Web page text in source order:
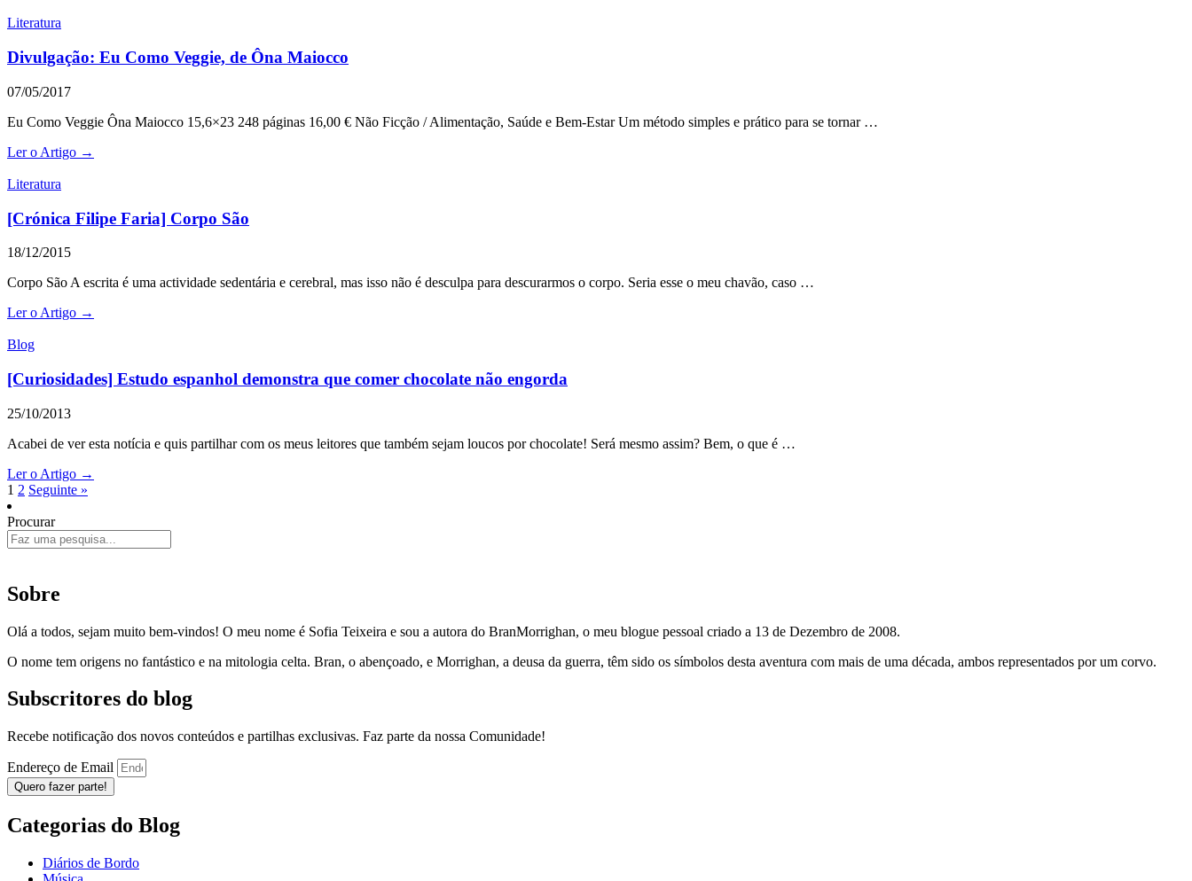
Literatura
Divulgação: Eu Como Veggie, de Ôna Maiocco
07/05/2017
Eu Como Veggie Ôna Maiocco 15,6×23 248 páginas 16,00 € Não Ficção / Alimentação, Saúde e Bem-Estar Um método simples e prático para se tornar …
Ler o Artigo →
Literatura
[Crónica Filipe Faria] Corpo São
18/12/2015
Corpo São A escrita é uma actividade sedentária e cerebral, mas isso não é desculpa para descurarmos o corpo. Seria esse o meu chavão, caso …
Ler o Artigo →
Blog
[Curiosidades] Estudo espanhol demonstra que comer chocolate não engorda
25/10/2013
Acabei de ver esta notícia e quis partilhar com os meus leitores que também sejam loucos por chocolate! Será mesmo assim? Bem, o que é …
Ler o Artigo →
1 2 Seguinte »
Procurar
Sobre
Olá a todos, sejam muito bem-vindos! O meu nome é Sofia Teixeira e sou a autora do BranMorrighan, o meu blogue pessoal criado a 13 de Dezembro de 2008.
O nome tem origens no fantástico e na mitologia celta. Bran, o abençoado, e Morrighan, a deusa da guerra, têm sido os símbolos desta aventura com mais de uma década, ambos representados por um corvo.
Subscritores do blog
Recebe notificação dos novos conteúdos e partilhas exclusivas. Faz parte da nossa Comunidade!
Endereço de Email
Quero fazer parte!
Categorias do Blog
Diários de Bordo